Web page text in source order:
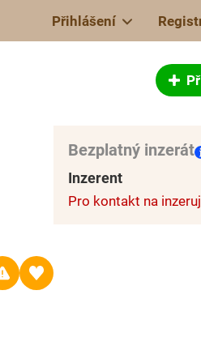
Přihlášení
Bezplatný inzerát
Inzerent
Pro kontakt na